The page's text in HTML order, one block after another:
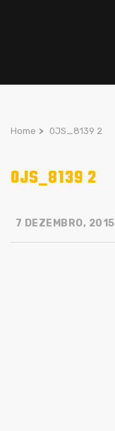
Home > 0JS_8139 2
0JS_8139 2
7 DEZEMBRO, 2015